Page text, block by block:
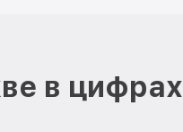
в цифрах